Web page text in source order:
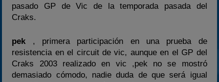
pasado GP de Vic de la temporada pasada del
Craks.
pek , primera participación en una prueba de
resistencia en el circuit de vic, aunque en el GP del
Craks 2003 realizado en vic ,pek no se mostró
demasiado cómodo, nadie duda de que será igual